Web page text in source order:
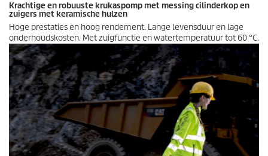
Krachtige en robuuste krukaspomp met messing cilinderkop en
zuigers met keramische hulzen
Hoge prestaties en hoog rendement. Lange levensduur en lage
onderhoudskosten. Met zuigfunctie en watertemperatuur tot 60 °C.